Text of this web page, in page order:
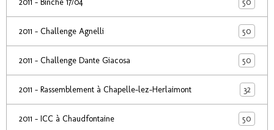
2011 - Binche 17/04
2011 - Challenge Agnelli 50
2011 - Challenge Dante Giacosa 50
2011 - Rassemblement à Chapelle-lez-Herlaimont 32
2011 - ICC à Chaudfontaine 50